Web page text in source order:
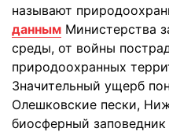
называют
данным Министерства
среды, от войны
природоохранных
Значительный ущерб
Олешковские пески,
биосферный